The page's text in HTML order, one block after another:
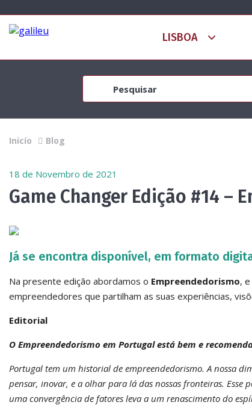
Inicío Blog
18 de Novembro de 2021
Game Changer Edição #14
Já se encontra disponível, em formato
Na presente edição abordamos o Empreendedorismo,
empreendedores que partilham as suas experiências,
Editorial
O Empreendedorismo em Portugal está bem e
Portugal tem um historial de empreendedorismo. A nossa
pensar, inovar, e a olhar para lá das nossas fronteiras.
uma convergência de fatores leva a um renascimento do